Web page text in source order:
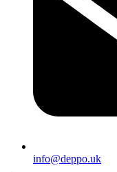
info@deppo.uk